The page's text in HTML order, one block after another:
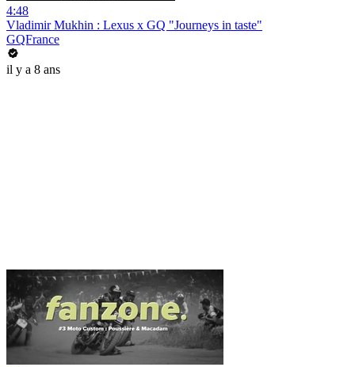
4:48
Vladimir Mukhin : Lexus x GQ "Journeys in taste"
GQFrance
il y a 8 ans